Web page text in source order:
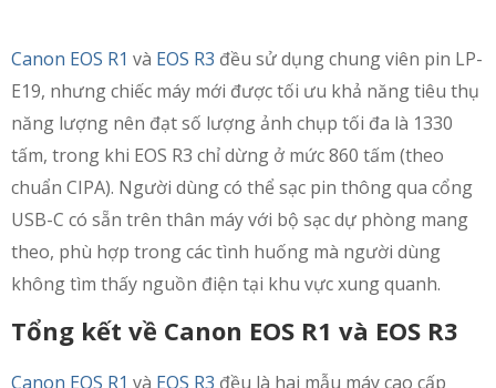
Canon EOS R1 và EOS R3 đều sử dụng chung viên pin LP-
E19, nhưng chiếc máy mới được tối ưu khả năng tiêu thụ
năng lượng nên đạt số lượng ảnh chụp tối đa là 1330
tấm, trong khi EOS R3 chỉ dừng ở mức 860 tấm (theo
chuẩn CIPA). Người dùng có thể sạc pin thông qua cổng
USB-C có sẵn trên thân máy với bộ sạc dự phòng mang
theo, phù hợp trong các tình huống mà người dùng
không tìm thấy nguồn điện tại khu vực xung quanh.
Tổng kết về Canon EOS R1 và EOS R3
Canon EOS R1 và EOS R3 đều là hai mẫu máy cao cấp